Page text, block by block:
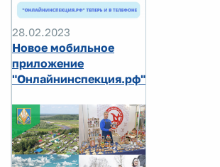
28.02.2023
Новое мобильное
приложение
"Онлайнинспекция.рф"